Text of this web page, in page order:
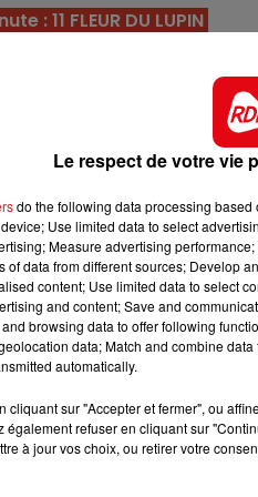
12h00 - 13h00
: 11 FLEUR DU LUPIN
Prévert avec lui, ca sera
car il n 'est pas des
pour une belle
corde à gauche, et se
d'appui dans ce quinté
mais avait eu un bon
réhabiliter pleinement
la piste sur le bout
ses résultats depuis le
ratio de 5/7 à l'arrivée
4/5 éme.
places sur ce tracé,
Pour une bonne surprise.
qui chantent
Le respect de votre vie
do the following data processing
Use limited data to select
Measure advertising
of data from different sources; Develop
content; Use limited data to select
and content; Save and
browsing data to offer following
data; Match and combine
automatically.
cliquant sur "Accepter et fermer", ou
également refuser en cliquant sur
à jour vos choix, ou retirer votre